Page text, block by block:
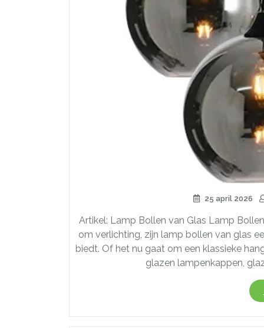
25 april 2026
Artikel: Lamp Bollen van Glas Lamp
om verlichting, zijn lamp bollen van glas
biedt. Of het nu gaat om een klassieke
glazen lampenkappen,